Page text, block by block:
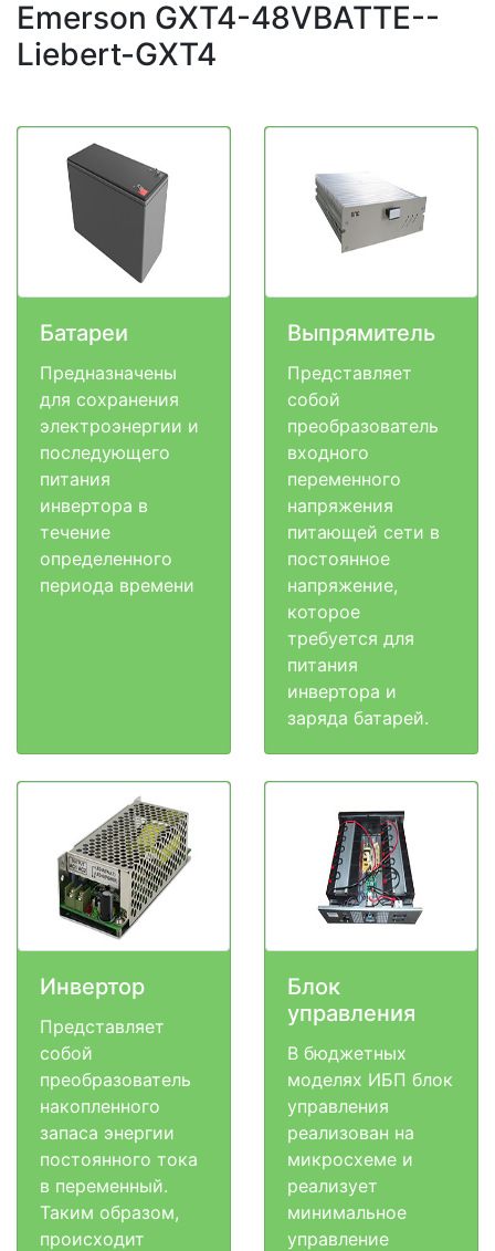
Emerson GXT4-48VBATTE--
Liebert-GXT4
Батареи
Предназначены
для сохранения
электроэнергии и
последующего
питания
инвертора в
течение
определенного
периода времени
Выпрямитель
Представляет
собой
преобразователь
входного
переменного
напряжения
питающей сети в
постоянное
напряжение,
которое
требуется для
питания
инвертора и
заряда батарей.
Инвертор
Представляет
собой
преобразователь
накопленного
запаса энергии
постоянного тока
в переменный.
Таким образом,
происходит
Блок
управления
В бюджетных
моделях ИБП блок
управления
реализован на
микросхеме и
реализует
минимальное
управление